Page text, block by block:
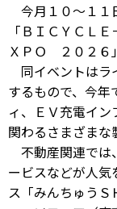
今月１０～１１
「ＢＩＣＹＣＬ
ＸＰＯ ２０２６
同イベントはラ
するもので、今
ィ、ＥＶ充電イ
関わるさまざまな
不動産関連では
ービスなどが人
ス「みんちゅう